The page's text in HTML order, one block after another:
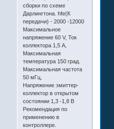
сборки по схеме
Дарлингтона. hfe(К
передачи) - 2000 -12000
Максимальное
напряжение 60 V, Ток
коллектора 1,5 А,
Максимальная
температура 150 град.
Максимальная частота
50 мГц,
Напряжение эмиттер-
коллектор в открытом
состоянии 1,3 -1,8 В
Рекомендация по
применению в
контроллере.